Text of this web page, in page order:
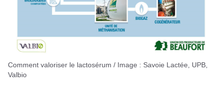
Comment valoriser le lactosérum / Image : Savoie Lactée, UPB,
Valbio